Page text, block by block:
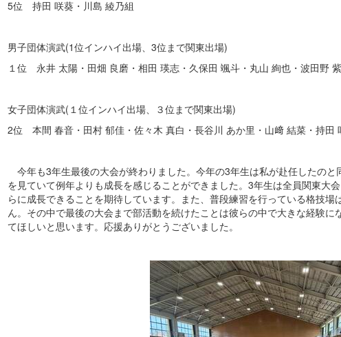
5位 持田 咲葵・川島 綾乃組
男子団体演武(1位インハイ出場、3位まで関東出場)
１位 永井 太陽・田畑 良磨・相田 瑛志・久保田 颯斗・丸山 絢也・波田野
女子団体演武(１位インハイ出場、３位まで関東出場)
2位 本間 春音・田村 郁佳・佐々木 真白・長谷川 あか里・山﨑 結菜・持田
今年も3年生最後の大会が終わりました。今年の3年生は私が赴任したの
を見ていて例年よりも成長を感じることができました。3年生は全員関東大
らに成長できることを期待しています。また、普段練習を行っている格技
ん。その中で最後の大会まで部活動を続けたことは彼らの中で大きな経験
てほしいと思います。応援ありがとうございました。